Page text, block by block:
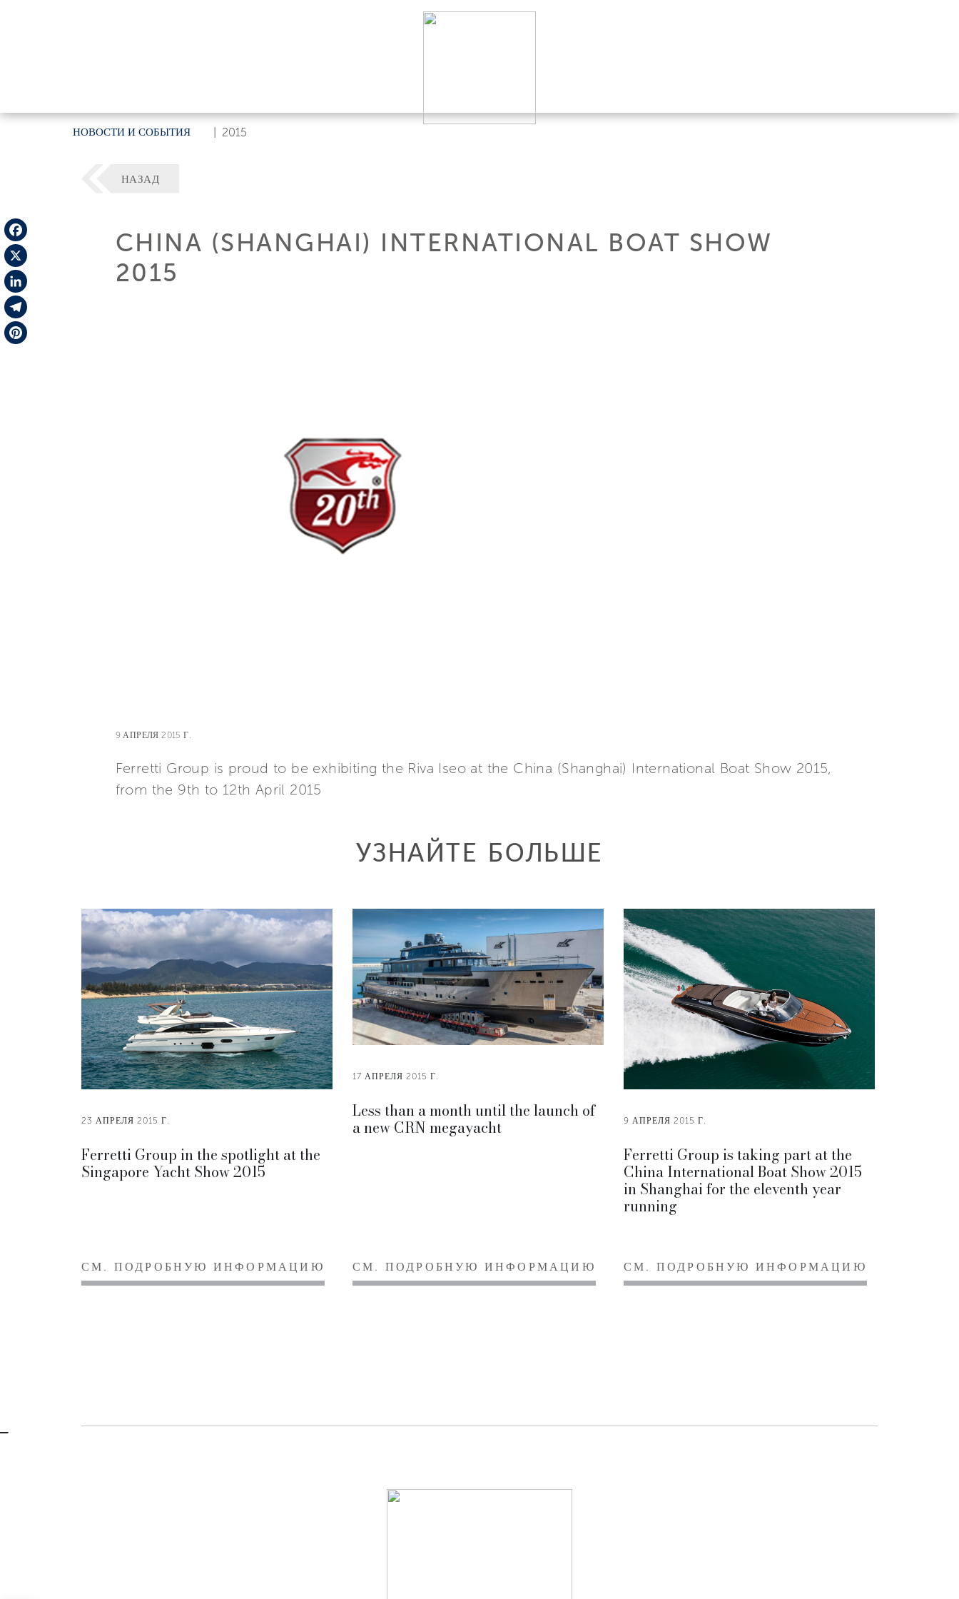
НОВОСТИ И СОБЫТИЯ 2015
Facebook
X
LinkedIn
Telegram
НАЗАД
CHINA (SHANGHAI) INTERNATIONAL BOAT SHOW
2015
9 АПРЕЛЯ 2015 Г.
Ferretti Group is proud to be exhibiting the Riva Iseo at the China (Shanghai) International Boat Show 2015,
from the 9th to 12th April 2015
УЗНАЙТЕ БОЛЬШЕ
23 АПРЕЛЯ 2015 Г.
Ferretti Group in the spotlight at the
Singapore Yacht Show 2015
СМ. ПОДРОБНУЮ ИНФОРМАЦИЮ
17 АПРЕЛЯ 2015 Г.
Less than a month until the launch of
a new CRN megayacht
СМ. ПОДРОБНУЮ ИНФОРМАЦИЮ
9 АПРЕЛЯ 2015 Г.
Ferretti Group is taking part at the
China International Boat Show 2015
in Shanghai for the eleventh year
running
СМ. ПОДРОБНУЮ ИНФОРМАЦИЮ